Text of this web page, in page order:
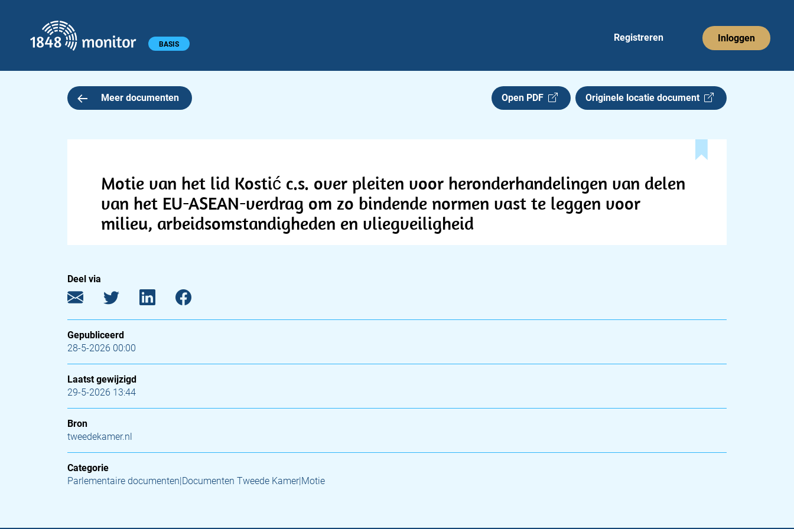
Hoofdmenu BASIS
Registreren Inloggen
Meer documenten Open PDF Originele locatie document
Motie van het lid Kostić c.s. over pleiten voor heronderhandelingen van delen
van het EU-ASEAN-verdrag om zo bindende normen vast te leggen voor
milieu, arbeidsomstandigheden en vliegveiligheid
Deel via
Gepubliceerd
28-5-2026 00:00
Laatst gewijzigd
29-5-2026 13:44
Bron
tweedekamer.nl
Categorie
Parlementaire documenten|Documenten Tweede Kamer|Motie